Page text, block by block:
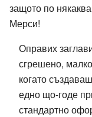
защото по
Мерси!
Оправих
сгрешено,
когато
едно що-годе
стандартно